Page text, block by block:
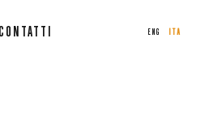
CONTATTI ENG ITA